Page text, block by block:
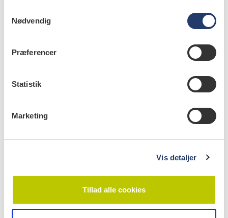
Nødvendig
Præferencer
Statistik
Marketing
Vis detaljer
Tillad alle cookies
Indretning
J
K
Karriere
Klinikdrift